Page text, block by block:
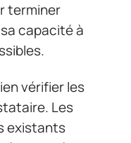
terminer
capacité à
vérifier les
Les
existants